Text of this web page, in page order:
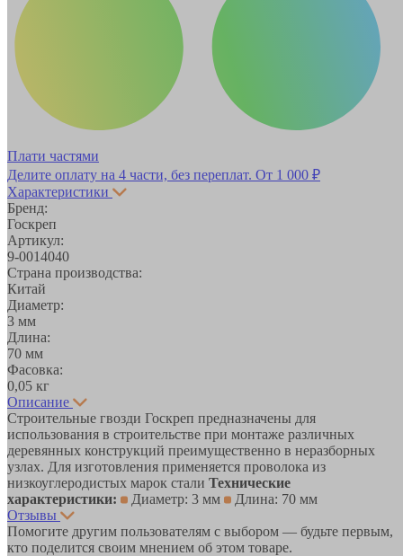
Плати частями
Делите оплату на 4 части, без переплат. От 1 000 ₽
Характеристики
Бренд:
Госкреп
Артикул:
9-0014040
Страна производства:
Китай
Диаметр:
3 мм
Длина:
70 мм
Фасовка:
0,05 кг
Описание
Строительные гвозди Госкреп предназначены для
использования в строительстве при монтаже различных
деревянных конструкций преимущественно в неразборных
узлах. Для изготовления применяется проволока из
низкоуглеродистых марок стали Технические
характеристики:
Диаметр: 3 мм
Длина: 70 мм
Отзывы
Помогите другим пользователям с выбором — будьте первым,
кто поделится своим мнением об этом товаре.